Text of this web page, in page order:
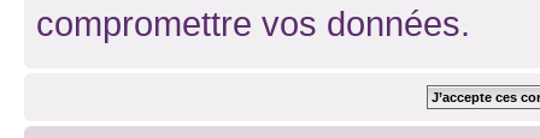
compromettre vos données.